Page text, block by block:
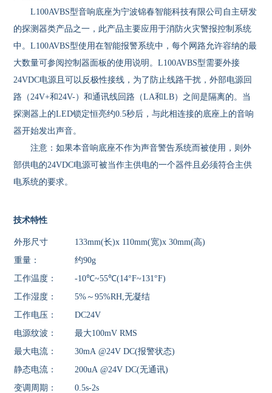
L100AVBS型音响底座为宁波锦春智能科技有限公司自主研发
的探测器类产品之一，此产品主要应用于消防火灾警报控制系统
中。L100AVBS型使用在智能报警系统中，每个网路允许容纳的最
大数量可参阅控制器面板的使用说明。L100AVBS型需要外接
24VDC电源且可以反极性接线，为了防止线路干扰，外部电源回
路（24V+和24V-）和通讯线回路（LA和LB）之间是隔离的。当
探测器上的LED锁定恒亮约0.5秒后，与此相连接的底座上的音响
器开始发出声音。
注意：如果本音响底座不作为声音警告系统而被使用，则外
部供电的24VDC电源可被当作主供电的一个器件且必须符合主供
电系统的要求。
技术特性
外形尺寸
133mm(长)x 110mm(宽)x 30mm(高)
重量：
约90g
工作温度：
-10℃~55℃(14°F~131°F)
工作湿度：
5%～95%RH,无凝结
工作电压：
DC24V
电源纹波：
最大100mV RMS
最大电流：
30mA @24V DC(报警状态)
静态电流：
200uA @24V DC(无通讯)
变调周期：
0.5s-2s